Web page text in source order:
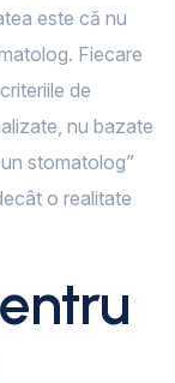
este că nu
Fiecare
de
nu bazate
stomatolog”
o realitate